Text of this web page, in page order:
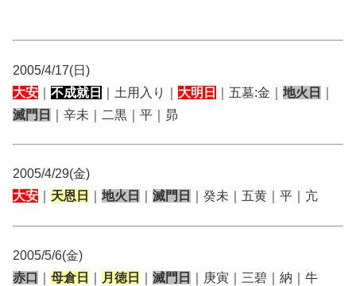
2005/4/17(日)
大安
不成就日 ｜土用入り｜ 大明日 ｜五墓:金｜ 地火日
滅門日
｜辛未｜二黒｜平｜昴
2005/4/29(金)
大安
天恩日 地火日 滅門日 ｜癸未｜五黄｜平｜亢
2005/5/6(金)
赤口
母倉日 月徳日 滅門日 ｜庚寅｜三碧｜納｜牛